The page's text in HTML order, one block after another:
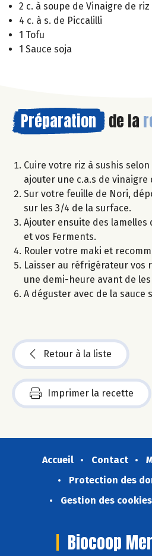
2 c. à soupe de Vinaigre de riz
4 c. à s. de Piccalilli
1 Tofu
1 Sauce soja
Préparation de la
Cuire votre riz à sushis
ajouter une c.a.s de vinaigre
Sur votre feuille de Nori,
sur les 3/4 de la surface.
Ajouter ensuite des
et vos Ferments.
Rouler votre maki et
Laisser au réfrigérateur vos
une demi-heure avant de
A déguster avec de la sauce
Retour à la liste
Imprimer la recette
Accueil Contact
Protection des
Gestion des cookies
Biocoop